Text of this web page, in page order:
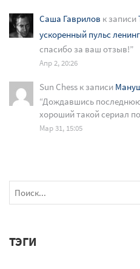
Саша Гаврилов к записи
ускоренный пульс
спасибо за ваш отзыв!”
Апр 2, 20:26
Sun Chess к записи
“Дождавшись
хороший такой сериал
Мар 31, 15:05
ТЭГИ